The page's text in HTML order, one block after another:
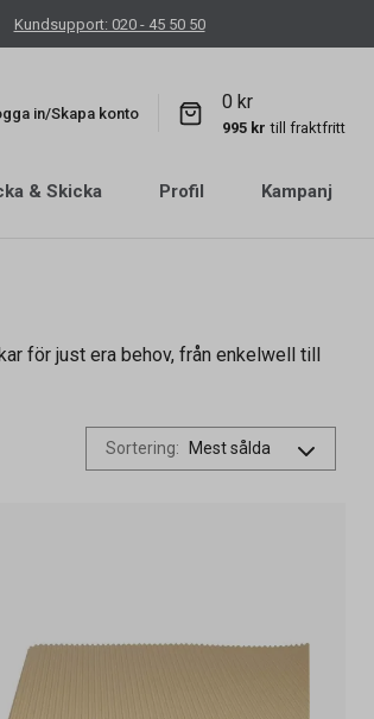
Kundsupport: 020 - 45 50 50
in/Skapa konto
0 kr
995 kr till fraktfritt
& Skicka Profil
Kampanj
för just era behov, från enkelwell till
Sortering: